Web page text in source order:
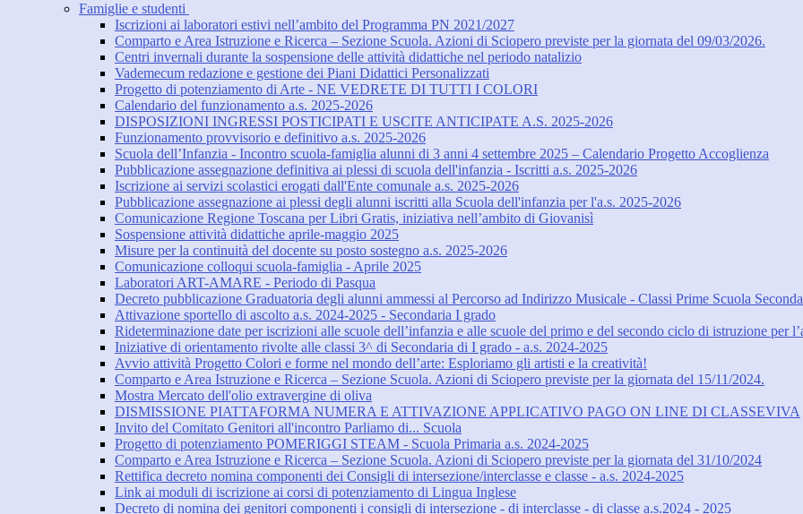
Famiglie e studenti
Iscrizioni ai laboratori estivi nell’ambito del Programma PN 2021/2027
Comparto e Area Istruzione e Ricerca – Sezione Scuola. Azioni di Sciopero previste per la giornata del 09/03/2026.
Centri invernali durante la sospensione delle attività didattiche nel periodo natalizio
Vademecum redazione e gestione dei Piani Didattici Personalizzati
Progetto di potenziamento di Arte - NE VEDRETE DI TUTTI I COLORI
Calendario del funzionamento a.s. 2025-2026
DISPOSIZIONI INGRESSI POSTICIPATI E USCITE ANTICIPATE A.S. 2025-2026
Funzionamento provvisorio e definitivo a.s. 2025-2026
Scuola dell’Infanzia - Incontro scuola-famiglia alunni di 3 anni 4 settembre 2025 – Calendario Progetto Accoglienza
Pubblicazione assegnazione definitiva ai plessi di scuola dell'infanzia - Iscritti a.s. 2025-2026
Iscrizione ai servizi scolastici erogati dall'Ente comunale a.s. 2025-2026
Pubblicazione assegnazione ai plessi degli alunni iscritti alla Scuola dell'infanzia per l'a.s. 2025-2026
Comunicazione Regione Toscana per Libri Gratis, iniziativa nell’ambito di Giovanisì
Sospensione attività didattiche aprile-maggio 2025
Misure per la continuità del docente su posto sostegno a.s. 2025-2026
Comunicazione colloqui scuola-famiglia - Aprile 2025
Laboratori ART-AMARE - Periodo di Pasqua
Decreto pubblicazione Graduatoria degli alunni ammessi al Percorso ad Indirizzo Musicale - Classi Prime Scuola
Attivazione sportello di ascolto a.s. 2024-2025 - Secondaria I grado
Rideterminazione date per iscrizioni alle scuole dell’infanzia e alle scuole del primo e del secondo ciclo di istruzione per
Iniziative di orientamento rivolte alle classi 3^ di Secondaria di I grado - a.s. 2024-2025
Avvio attività Progetto Colori e forme nel mondo dell’arte: Esploriamo gli artisti e la creatività!
Comparto e Area Istruzione e Ricerca – Sezione Scuola. Azioni di Sciopero previste per la giornata del 15/11/2024.
Mostra Mercato dell'olio extravergine di oliva
DISMISSIONE PIATTAFORMA NUMERA E ATTIVAZIONE APPLICATIVO PAGO ON LINE DI CLASSEVIVA
Invito del Comitato Genitori all'incontro Parliamo di... Scuola
Progetto di potenziamento POMERIGGI STEAM - Scuola Primaria a.s. 2024-2025
Comparto e Area Istruzione e Ricerca – Sezione Scuola. Azioni di Sciopero previste per la giornata del 31/10/2024
Rettifica decreto nomina componenti dei Consigli di intersezione/interclasse e classe - a.s. 2024-2025
Link ai moduli di iscrizione ai corsi di potenziamento di Lingua Inglese
Decreto di nomina dei genitori componenti i consigli di intersezione - di interclasse - di classe a.s.2024 - 2025